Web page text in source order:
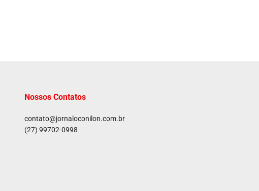
Nossos Contatos
contato@jornaloconilon.com.br
(27) 99702-0998